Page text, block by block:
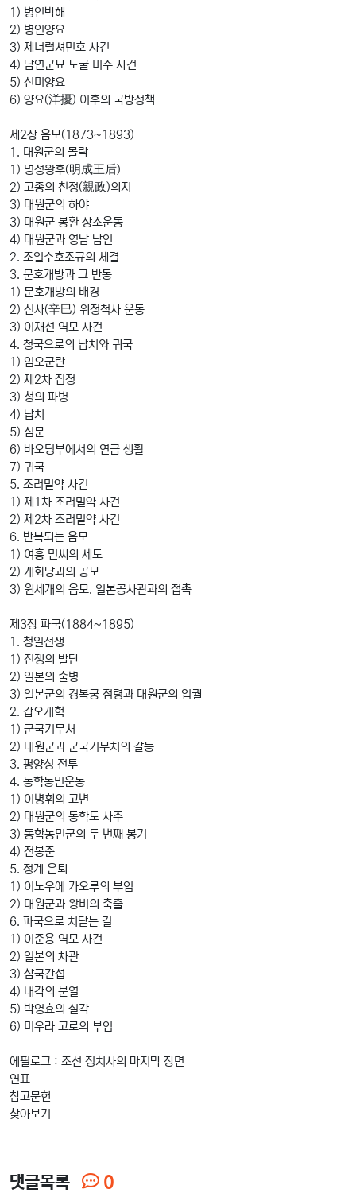
1) 병인박해
2) 병인양요
3) 제너럴셔먼호 사건
4) 남연군묘 도굴 미수 사건
5) 신미양요
6) 양요(洋擾) 이후의 국방정책
제2장 음모(1873~1893)
1. 대원군의 몰락
1) 명성왕후(明成王后)
2) 고종의 친정(親政)의지
3) 대원군의 하야
3) 대원군 봉환 상소운동
4) 대원군과 영남 남인
2. 조일수호조규의 체결
3. 문호개방과 그 반동
1) 문호개방의 배경
2) 신사(辛巳) 위정척사 운동
3) 이재선 역모 사건
4. 청국으로의 납치와 귀국
1) 임오군란
2) 제2차 집정
3) 청의 파병
4) 납치
5) 심문
6) 바오딩부에서의 연금 생활
7) 귀국
5. 조러밀약 사건
1) 제1차 조러밀약 사건
2) 제2차 조러밀약 사건
6. 반복되는 음모
1) 여흥 민씨의 세도
2) 개화당과의 공모
3) 원세개의 음모, 일본공사관과의 접촉
제3장 파국(1884~1895)
1. 청일전쟁
1) 전쟁의 발단
2) 일본의 출병
3) 일본군의 경복궁 점령과 대원군의 입궐
2. 갑오개혁
1) 군국기무처
2) 대원군과 군국기무처의 갈등
3. 평양성 전투
4. 동학농민운동
1) 이병휘의 고변
2) 대원군의 동학도 사주
3) 동학농민군의 두 번째 봉기
4) 전봉준
5. 정계 은퇴
1) 이노우에 가오루의 부임
2) 대원군과 왕비의 축출
6. 파국으로 치닫는 길
1) 이준용 역모 사건
2) 일본의 차관
3) 삼국간섭
4) 내각의 분열
5) 박영효의 실각
6) 미우라 고로의 부임
에필로그 : 조선 정치사의 마지막 장면
연표
참고문헌
찾아보기
댓글목록 0